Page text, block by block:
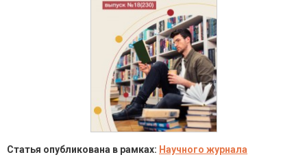
Статья опубликована в рамках: Научного журнала